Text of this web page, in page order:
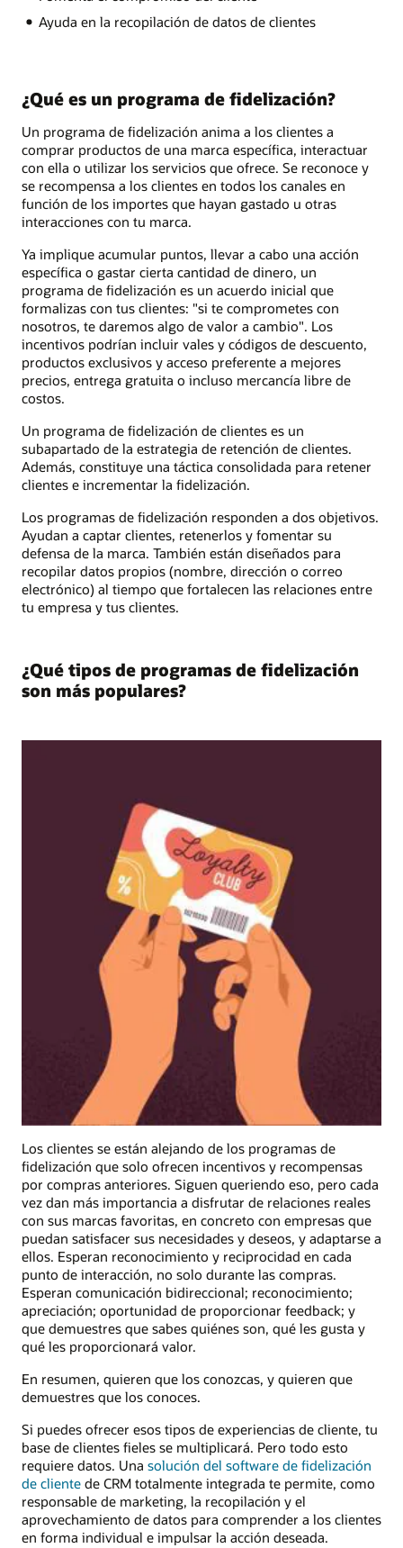
Ayuda en la recopilación de datos de clientes
¿Qué es un programa de fidelización?
Un programa de fidelización anima a los clientes a
comprar productos de una marca específica, interactuar
con ella o utilizar los servicios que ofrece. Se reconoce y
se recompensa a los clientes en todos los canales en
función de los importes que hayan gastado u otras
interacciones con tu marca.
Ya implique acumular puntos, llevar a cabo una acción
específica o gastar cierta cantidad de dinero, un
programa de fidelización es un acuerdo inicial que
formalizas con tus clientes: "si te comprometes con
nosotros, te daremos algo de valor a cambio". Los
incentivos podrían incluir vales y códigos de descuento,
productos exclusivos y acceso preferente a mejores
precios, entrega gratuita o incluso mercancía libre de
costos.
Un programa de fidelización de clientes es un
subapartado de la estrategia de retención de clientes.
Además, constituye una táctica consolidada para retener
clientes e incrementar la fidelización.
Los programas de fidelización responden a dos objetivos.
Ayudan a captar clientes, retenerlos y fomentar su
defensa de la marca. También están diseñados para
recopilar datos propios (nombre, dirección o correo
electrónico) al tiempo que fortalecen las relaciones entre
tu empresa y tus clientes.
¿Qué tipos de programas de fidelización
son más populares?
Los clientes se están alejando de los programas de
fidelización que solo ofrecen incentivos y recompensas
por compras anteriores. Siguen queriendo eso, pero cada
vez dan más importancia a disfrutar de relaciones reales
con sus marcas favoritas, en concreto con empresas que
puedan satisfacer sus necesidades y deseos, y adaptarse a
ellos. Esperan reconocimiento y reciprocidad en cada
punto de interacción, no solo durante las compras.
Esperan comunicación bidireccional; reconocimiento;
apreciación; oportunidad de proporcionar feedback; y
que demuestres que sabes quiénes son, qué les gusta y
qué les proporcionará valor.
En resumen, quieren que los conozcas, y quieren que
demuestres que los conoces.
Si puedes ofrecer esos tipos de experiencias de cliente, tu
base de clientes fieles se multiplicará. Pero todo esto
requiere datos. Una solución del software de fidelización
de cliente de CRM totalmente integrada te permite, como
responsable de marketing, la recopilación y el
aprovechamiento de datos para comprender a los clientes
en forma individual e impulsar la acción deseada.